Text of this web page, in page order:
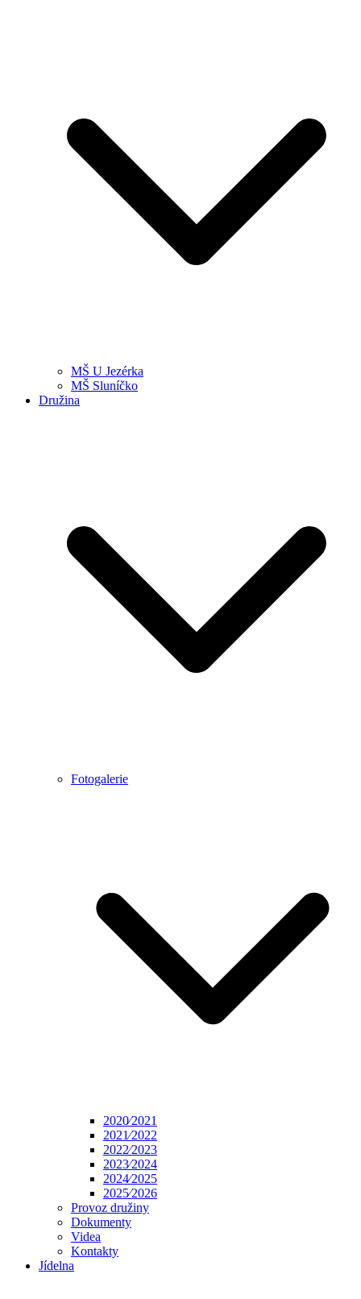
MŠ U Jezérka
MŠ Sluníčko
Družina
Fotogalerie
2020⁄2021
2021⁄2022
2022⁄2023
2023⁄2024
2024⁄2025
2025⁄2026
Provoz družiny
Dokumenty
Videa
Kontakty
Jídelna